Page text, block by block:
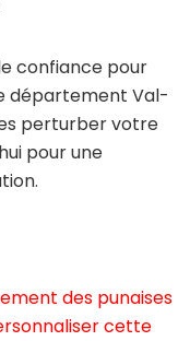
confiance pour
département Val-
perturber votre
pour une
des punaises
cette